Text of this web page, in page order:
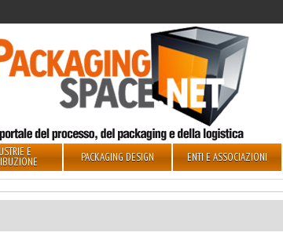
E PACKAGING DESIGN ENTI E ASSOCIAZIONI